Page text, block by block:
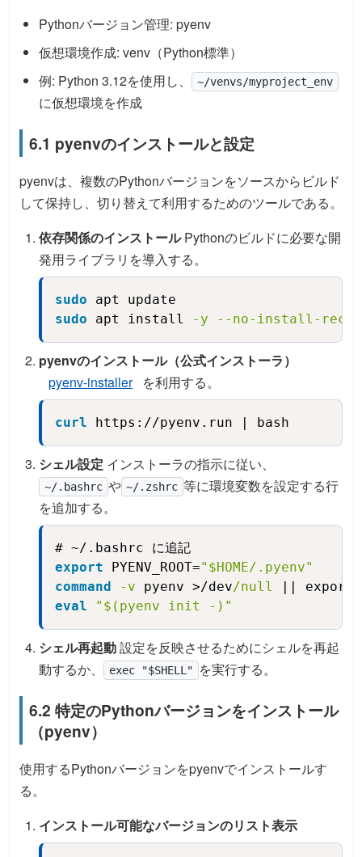
Pythonバージョン管理: pyenv
仮想環境作成: venv（Python標準）
例: Python 3.12を使用し、
~/venvs/myproject_env
に仮想環境を作成
6.1 pyenvのインストールと設定
pyenvは、複数のPythonバージョンをソースからビルド
して保持し、切り替えて利用するためのツールである。
依存関係のインストールPythonのビルドに必要な開
発用ライブラリを導入する。
sudo apt update
sudo apt install -y --no-install-
pyenvのインストール（公式インストーラ）
pyenv-installer
を利用する。
curl https://pyenv.run | bash
シェル設定 インストーラの指示に従い、
~/.bashrc や ~/.zshrc 等に環境変数を設定する行
を追加する。
export PYENV_ROOT="$HOME/.pyenv"
command
-v pyenv >/dev/null
|| export
eval
"$(pyenv init -)"
シェル再起動設定を反映させるためにシェルを再起
動するか、
exec "$SHELL" を実行する。
6.2 特定のPythonバージョンをインストール
（pyenv）
使用するPythonバージョンをpyenvでインストールす
る。
インストール可能なバージョンのリスト表示